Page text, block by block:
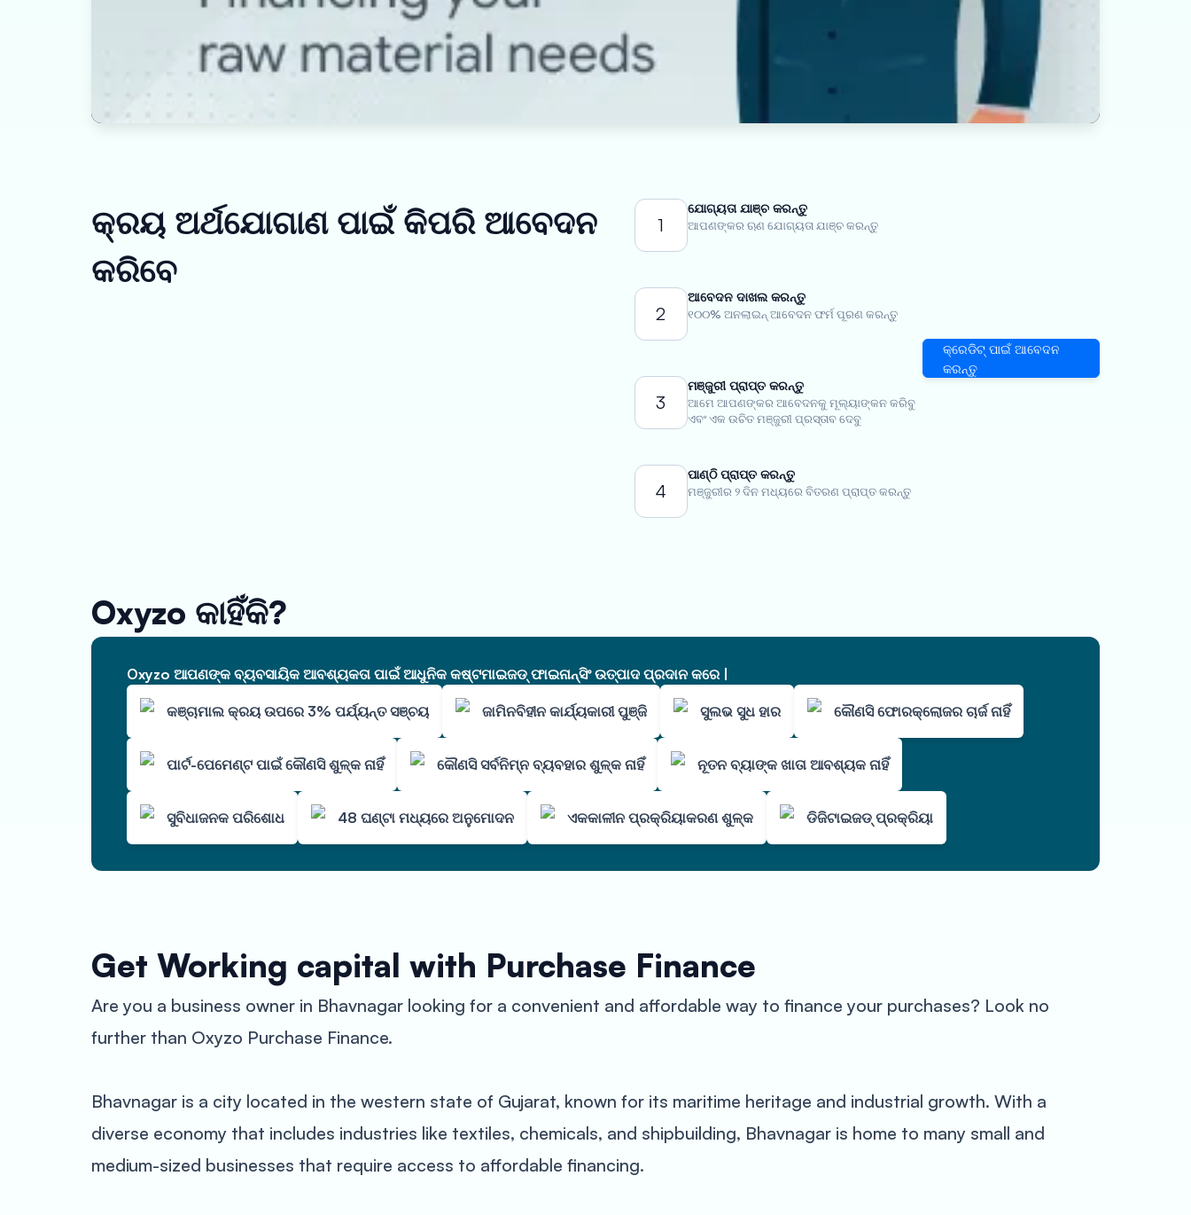
କ୍ରୟ ଅର୍ଥଯୋଗାଣ ପାଇଁ କିପରି ଆବେଦନ
କରିବେ
1
ଯୋଗ୍ୟତା ଯାଞ୍ଚ କରନ୍ତୁ
ଆପଣଙ୍କର ଋଣ ଯୋଗ୍ୟତା ଯାଞ୍ଚ କରନ୍ତୁ
2
ଆବେଦନ ଦାଖଲ କରନ୍ତୁ
୧୦୦% ଅନଲାଇନ୍ ଆବେଦନ ଫର୍ମ ପୂରଣ କରନ୍ତୁ
3
ମଞ୍ଜୁରୀ ପ୍ରାପ୍ତ କରନ୍ତୁ
ଆମେ ଆପଣଙ୍କର ଆବେଦନକୁ ମୂଲ୍ୟାଙ୍କନ କରିବୁ
ଏବଂ ଏକ ଉଚିତ ମଞ୍ଜୁରୀ ପ୍ରସ୍ତାବ ଦେବୁ
4
ପାଣ୍ଠି ପ୍ରାପ୍ତ କରନ୍ତୁ
ମଞ୍ଜୁରୀର ୨ ଦିନ ମଧ୍ୟରେ ବିତରଣ ପ୍ରାପ୍ତ କରନ୍ତୁ
କ୍ରେଡିଟ୍ ପାଇଁ ଆବେଦନ
କରନ୍ତୁ
Oxyzo କାହିଁକି?
Oxyzo ଆପଣଙ୍କ ବ୍ୟବସାୟିକ ଆବଶ୍ୟକତା ପାଇଁ ଆଧୁନିକ କଷ୍ଟମାଇଜଡ୍ ଫାଇନାନ୍ସିଂ ଉତ୍ପାଦ ପ୍ରଦାନ କରେ |
କଞ୍ଚାମାଲ କ୍ରୟ ଉପରେ 3% ପର୍ଯ୍ୟନ୍ତ ସଞ୍ଚୟ ଜାମିନବିହୀନ କାର୍ଯ୍ୟକାରୀ ପୁଞ୍ଜି ସୁଲଭ ସୁଧ ହାର କୌଣସି ଫୋରକ୍ଲୋଜର ଚାର୍ଜ ନାହିଁ
ପାର୍ଟ-ପେମେଣ୍ଟ ପାଇଁ କୌଣସି ଶୁଳ୍କ ନାହିଁ କୌଣସି ସର୍ବନିମ୍ନ ବ୍ୟବହାର ଶୁଳ୍କ ନାହିଁ ନୂତନ ବ୍ୟାଙ୍କ ଖାତା ଆବଶ୍ୟକ ନାହିଁ
ସୁବିଧାଜନକ ପରିଶୋଧ 48 ଘଣ୍ଟା ମଧ୍ୟରେ ଅନୁମୋଦନ ଏକକାଳୀନ ପ୍ରକ୍ରିୟାକରଣ ଶୁଳ୍କ ଡିଜିଟାଇଜଡ୍ ପ୍ରକ୍ରିୟା
Get Working capital with Purchase Finance
Are you a business owner in Bhavnagar looking for a convenient and affordable way to finance your purchases? Look no
further than Oxyzo Purchase Finance.
Bhavnagar is a city located in the western state of Gujarat, known for its maritime heritage and industrial growth. With a
diverse economy that includes industries like textiles, chemicals, and shipbuilding, Bhavnagar is home to many small and
medium-sized businesses that require access to affordable financing.